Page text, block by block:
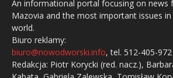
An informational portal focusing on news
Mazovia and the most important issues
world.
Biuro reklamy:
biuro@nowodworski.info, tel. 512-405-972
Redakcja: Piotr Korycki (red. nacz.),